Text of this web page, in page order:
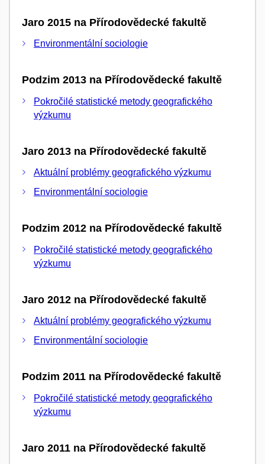
Jaro 2015 na Přírodovědecké fakultě
Environmentální sociologie
Podzim 2013 na Přírodovědecké fakultě
Pokročilé statistické metody geografického
výzkumu
Jaro 2013 na Přírodovědecké fakultě
Aktuální problémy geografického výzkumu
Environmentální sociologie
Podzim 2012 na Přírodovědecké fakultě
Pokročilé statistické metody geografického
výzkumu
Jaro 2012 na Přírodovědecké fakultě
Aktuální problémy geografického výzkumu
Environmentální sociologie
Podzim 2011 na Přírodovědecké fakultě
Pokročilé statistické metody geografického
výzkumu
Jaro 2011 na Přírodovědecké fakultě